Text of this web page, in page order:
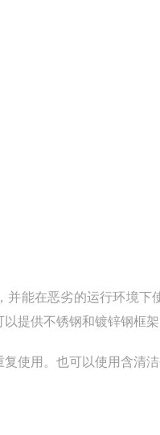
并能在恶劣的运行环境
提供不锈钢和镀锌钢框架
使用。也可以使用含清